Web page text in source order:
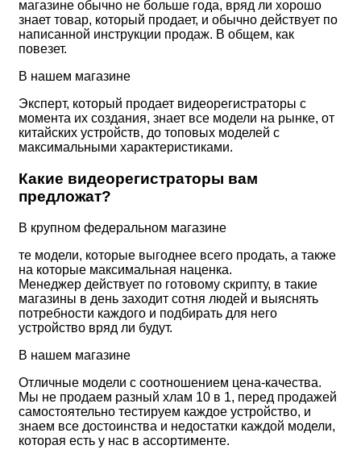
магазине обычно не больше года, вряд ли хорошо
знает товар, который продает, и обычно действует по
написанной инструкции продаж. В общем, как
повезет.
В нашем магазине
Эксперт, который продает видеорегистраторы с
момента их создания, знает все модели на рынке, от
китайских устройств, до топовых моделей с
максимальными характеристиками.
Какие видеорегистраторы вам
предложат?
В крупном федеральном магазине
те модели, которые выгоднее всего продать, а также
на которые максимальная наценка.
Менеджер действует по готовому скрипту, в такие
магазины в день заходит сотня людей и выяснять
потребности каждого и подбирать для него
устройство вряд ли будут.
В нашем магазине
Отличные модели с соотношением цена-качества.
Мы не продаем разный хлам 10 в 1, перед продажей
самостоятельно тестируем каждое устройство, и
знаем все достоинства и недостатки каждой модели,
которая есть у нас в ассортименте.